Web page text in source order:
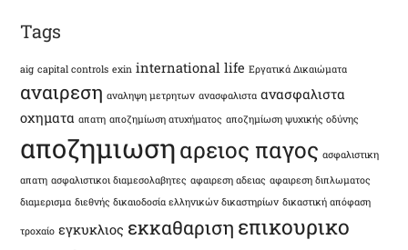
Tags
aig capital controls exin international life Εργατικά Δικαιώματα
αναιρεση αναληψη μετρητων ανασφαλιστα ανασφαλιστα
οχηματα απατη αποζημίωση ατυχήματος αποζημίωση ψυχικής οδύνης
αποζημιωσηαρειος παγος ασφαλιστικη
απατη ασφαλιστικοι διαμεσολαβητες αφαιρεση αδειας αφαιρεση διπλωματος
διαμερισμα διεθνής δικαιοδοσία ελληνικών δικαστηρίων δικαστική απόφαση
τροχαίο εγκυκλιος εκκαθαριση επικουρικο